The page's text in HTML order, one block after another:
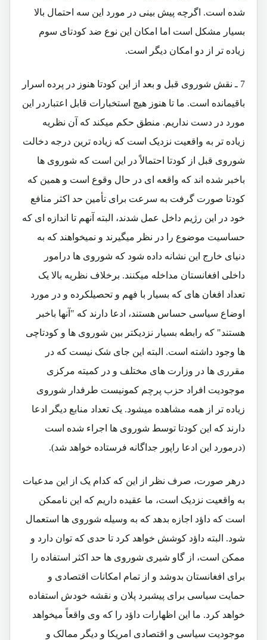
شده است. اگرچه پیش بینی در مورد این سه احتمال بالا
بسیار مشکل است اما امکان این نوع ضد کودتای سوم
زیاده تر از دو امکان دیگر است.
7 ـ نقش شوروی قبل و بعد از این کودتا هنوز در پرده اسرار
باقیمانده است. ما تا هنوز هیچ استخبارات قابل اعتباردر این
مورد در دست نداریم. منطق حکم میکند که آن نظریه
زیاده تر به واقعیت نزدیک است که زیاده ترین درجه دخالت
شوروی قبل از کودتا احتمالاً در این است که شوروی ها
باخبر شده اند که واقعه ای در حال وقوع است و همین که
کودتا صورت گرفت به سرعت برای تأمین حد اکثر منافع
خود در این رژیم داخل عمل شدند، البته آنهم تا اندازه ای که
حساسیت موضوع را در نظر میگیرند و نمیخواهند که به
دنیای خارج این نشانه داده شود که شوروی ها درامور
داخلی افغانستان مداخله میکنند. برخلاف نظریه بالا یک
تعداد افغان های که بسیار با فهم و تحصیلکرده و در مورد
اوضاع سیاسی حساس هستند، ادعا دارند که "آنها باخبر
هستند" که رابطه بسیار نزدیکتر بین شوروی ها و کودتاچی
ها وجود داشته است. البته این جای شک نیست که در
مقرری ها در وزارت های مختلف و در کمیته مرکزی
موجودیت افراد حزب پرچم کمونیست طرفدار شوروی
زیاده تر از همه مشاهده میشود. یک تعداد منابع دیگر ادعا
دارند که این کودتا توسط شوروی ها اجراء شده است
(درمورد این ادعا راپور جداگانه فرستاده خواهد شد).
درهر صورت، صرف نظر از این که کدام یک از این مدعیات
به واقعیت نزدیک است، ما عقیده داریم که این ناممکن
است که داؤد اجازه بدهد که به وسیله شوروی ها استعمال
شود. البته داؤد کوشش خواهد کرد تا حدی که توان دارد و
ممکن است، از گاو شیری شوروی ها حد اکثر استفاده را
برای افغانستان بدوشد و از تمام امکانات اقتصادی و
حمایت سیاسی برای پیشبرد پلان و نقشه خودش استفاده
خواهد کرد. ما این اظهارات داؤد را که وی واقعاً میخواهد
موجودیت سیاسی و اقتصادی امریکا و دیگر ممالک و